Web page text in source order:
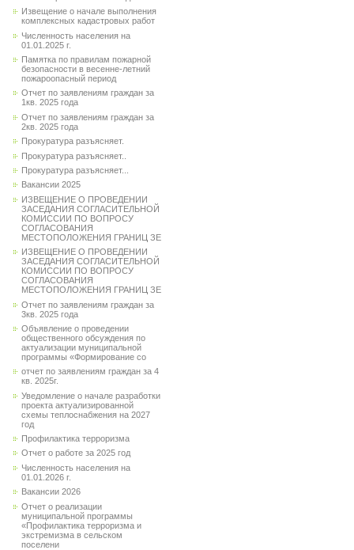
Извещение о начале выполнения
комплексных кадастровых работ
Численность населения на
01.01.2025 г.
Памятка по правилам пожарной
безопасности в весенне-летний
пожароопасный период
Отчет по заявлениям граждан за
1кв. 2025 года
Отчет по заявлениям граждан за
2кв. 2025 года
Прокуратура разъясняет.
Прокуратура разъясняет..
Прокуратура разъясняет...
Вакансии 2025
ИЗВЕЩЕНИЕ О ПРОВЕДЕНИИ
ЗАСЕДАНИЯ СОГЛАСИТЕЛЬНОЙ
КОМИССИИ ПО ВОПРОСУ
СОГЛАСОВАНИЯ
МЕСТОПОЛОЖЕНИЯ ГРАНИЦ ЗЕ
ИЗВЕЩЕНИЕ О ПРОВЕДЕНИИ
ЗАСЕДАНИЯ СОГЛАСИТЕЛЬНОЙ
КОМИССИИ ПО ВОПРОСУ
СОГЛАСОВАНИЯ
МЕСТОПОЛОЖЕНИЯ ГРАНИЦ ЗЕ
Отчет по заявлениям граждан за
3кв. 2025 года
Объявление о проведении
общественного обсуждения по
актуализации муниципальной
программы «Формирование со
отчет по заявлениям граждан за 4
кв. 2025г.
Уведомление о начале разработки
проекта актуализированной
схемы теплоснабжения на 2027
год
Профилактика терроризма
Отчет о работе за 2025 год
Численность населения на
01.01.2026 г.
Вакансии 2026
Отчет о реализации
муниципальной программы
«Профилактика терроризма и
экстремизма в сельском
поселени